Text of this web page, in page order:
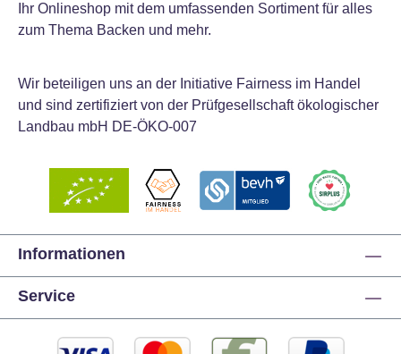
Ihr Onlineshop mit dem umfassenden Sortiment für alles
zum Thema Backen und mehr.
Wir beteiligen uns an der Initiative Fairness im Handel
und sind zertifiziert von der Prüfgesellschaft ökologischer
Landbau mbH DE-ÖKO-007
Informationen
Service